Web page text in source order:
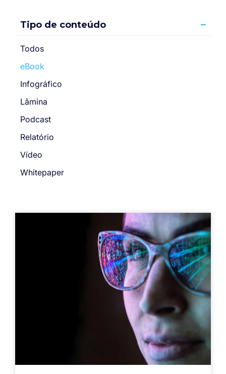
Tipo de conteúdo
Todos
eBook
Infográfico
Lâmina
Podcast
Relatório
Vídeo
Whitepaper